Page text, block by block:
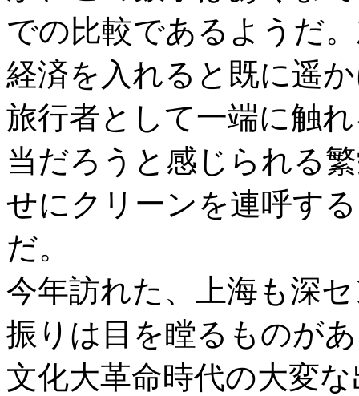
での比較であるようだ
経済を入れると既に遥
旅行者として一端に触
当だろうと感じられる
せにクリーンを連呼す
だ。
今年訪れた、上海も深
振りは目を瞠るものが
文化大革命時代の大変